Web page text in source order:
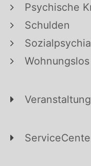
Psychische
Schulden